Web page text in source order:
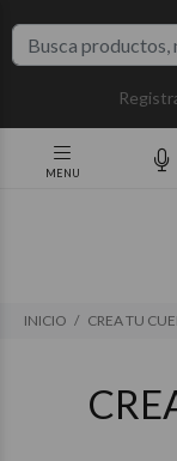
INICIO CREA TU